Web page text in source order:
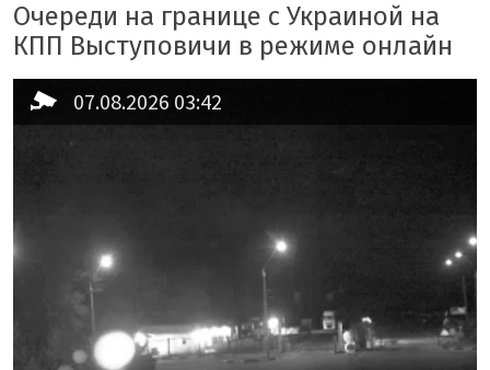
Очереди на границе с Украиной на
КПП Выступовичи в режиме онлайн
07.08.2026 03:42